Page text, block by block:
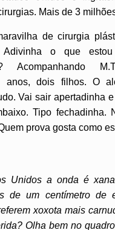
Mais de 3
de cirurgia
Adivinha o que
Acompanhando
anos, dois filhos. O
Vai sair apertadinha
Tipo fechadinha.
prova gosta como
Unidos a onda é
de um centímetro de
xoxota mais
Olha bem no